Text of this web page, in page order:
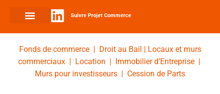
Suivre Projet Commerce
Fonds de commerce| Droit au Bail
Locaux et murs
commerciaux| Location Immobilier d’Entreprise|
Murs pour investisseurs
Cession de Parts